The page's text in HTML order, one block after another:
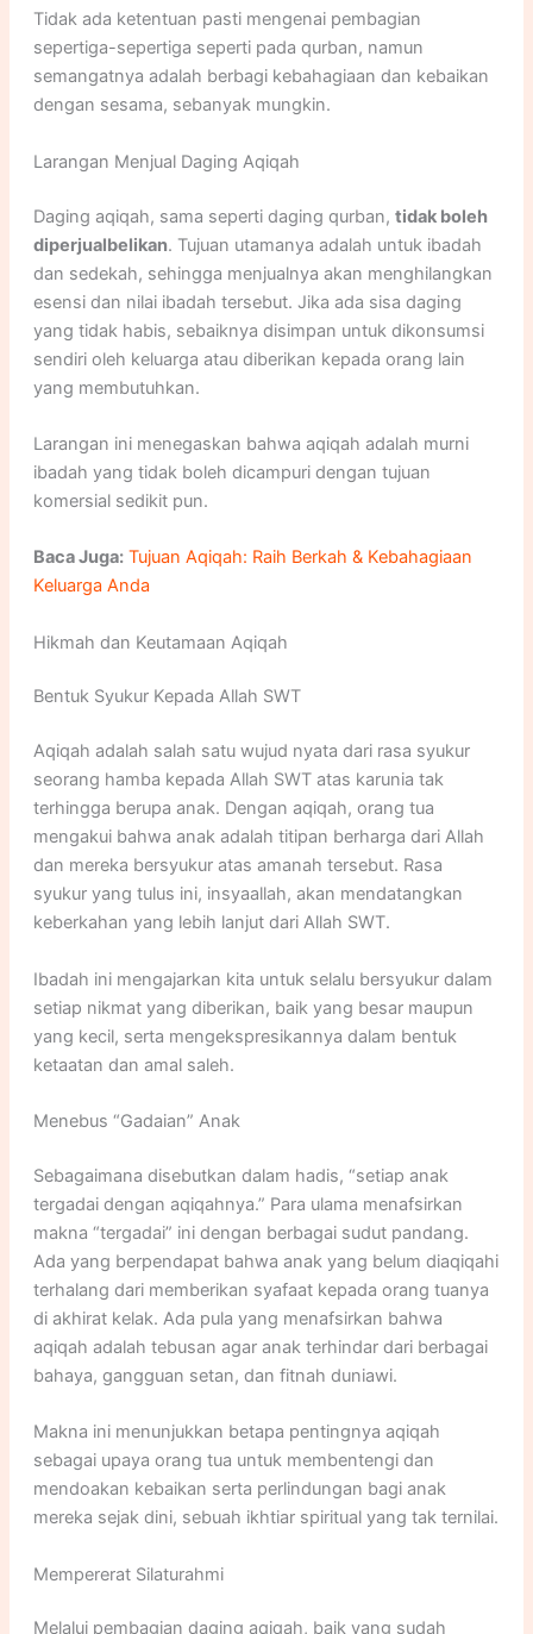
Tidak ada ketentuan pasti mengenai pembagian
sepertiga-sepertiga seperti pada qurban, namun
semangatnya adalah berbagi kebahagiaan dan kebaikan
dengan sesama, sebanyak mungkin.
Larangan Menjual Daging Aqiqah
Daging aqiqah, sama seperti daging qurban, tidak boleh
diperjualbelikan. Tujuan utamanya adalah untuk ibadah
dan sedekah, sehingga menjualnya akan menghilangkan
esensi dan nilai ibadah tersebut. Jika ada sisa daging
yang tidak habis, sebaiknya disimpan untuk dikonsumsi
sendiri oleh keluarga atau diberikan kepada orang lain
yang membutuhkan.
Larangan ini menegaskan bahwa aqiqah adalah murni
ibadah yang tidak boleh dicampuri dengan tujuan
komersial sedikit pun.
Baca Juga: Tujuan Aqiqah: Raih Berkah & Kebahagiaan
Keluarga Anda
Hikmah dan Keutamaan Aqiqah
Bentuk Syukur Kepada Allah SWT
Aqiqah adalah salah satu wujud nyata dari rasa syukur
seorang hamba kepada Allah SWT atas karunia tak
terhingga berupa anak. Dengan aqiqah, orang tua
mengakui bahwa anak adalah titipan berharga dari Allah
dan mereka bersyukur atas amanah tersebut. Rasa
syukur yang tulus ini, insyaallah, akan mendatangkan
keberkahan yang lebih lanjut dari Allah SWT.
Ibadah ini mengajarkan kita untuk selalu bersyukur dalam
setiap nikmat yang diberikan, baik yang besar maupun
yang kecil, serta mengekspresikannya dalam bentuk
ketaatan dan amal saleh.
Menebus “Gadaian” Anak
Sebagaimana disebutkan dalam hadis, “setiap anak
tergadai dengan aqiqahnya.” Para ulama menafsirkan
makna “tergadai” ini dengan berbagai sudut pandang.
Ada yang berpendapat bahwa anak yang belum diaqiqahi
terhalang dari memberikan syafaat kepada orang tuanya
di akhirat kelak. Ada pula yang menafsirkan bahwa
aqiqah adalah tebusan agar anak terhindar dari berbagai
bahaya, gangguan setan, dan fitnah duniawi.
Makna ini menunjukkan betapa pentingnya aqiqah
sebagai upaya orang tua untuk membentengi dan
mendoakan kebaikan serta perlindungan bagi anak
mereka sejak dini, sebuah ikhtiar spiritual yang tak ternilai.
Mempererat Silaturahmi
Melalui pembagian daging aqiqah, baik yang sudah